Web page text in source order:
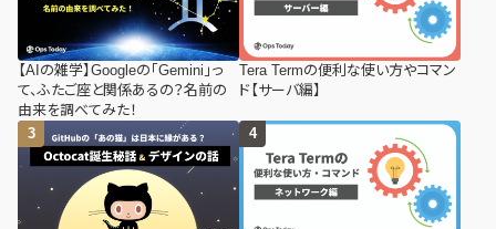
【AIの雑学】Googleの「Gemini」っ
て、ふたご座と関係あるの？名前の
由来を調べてみた！
Tera Termの便利な使い方やコマン
ド【サーバ編】